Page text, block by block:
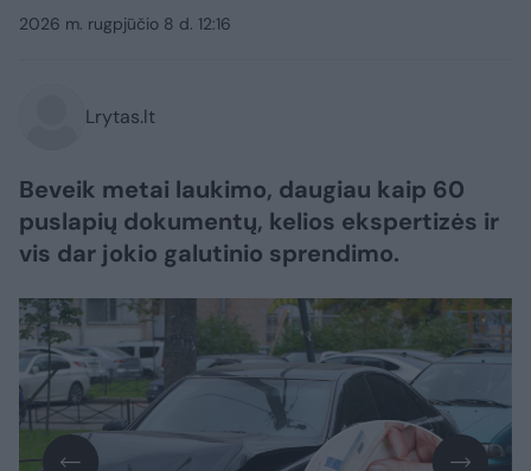
2026 m. rugpjūčio 8 d. 12:16
Lrytas.lt
Beveik metai laukimo, daugiau kaip 60
puslapių dokumentų, kelios ekspertizės ir
vis dar jokio galutinio sprendimo.